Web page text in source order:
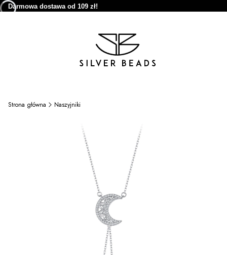
Darmowa dostawa od 109 zł!
Strona główna Naszyjniki